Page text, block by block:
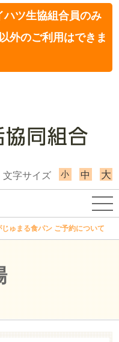
ハツ生協組合員のみ
外のご利用はできま
文字サイズ 小 中 大
じゅまる食パン ご予約について